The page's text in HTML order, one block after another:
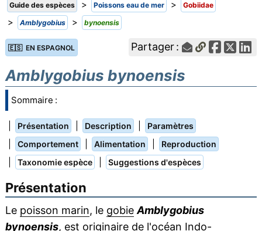
Guide des espèces > Poissons eau de mer > Gobiidae
> Amblygobius > bynoensis
🇪🇸 EN ESPAGNOL Partager :
Amblygobius bynoensis
Sommaire :
Présentation Description Paramètres
Comportement Alimentation Reproduction
Taxonomie espèce Suggestions d'espèces
Présentation
Le poisson marin, le gobie Amblygobius
bynoensis, est originaire de l'océan Indo-